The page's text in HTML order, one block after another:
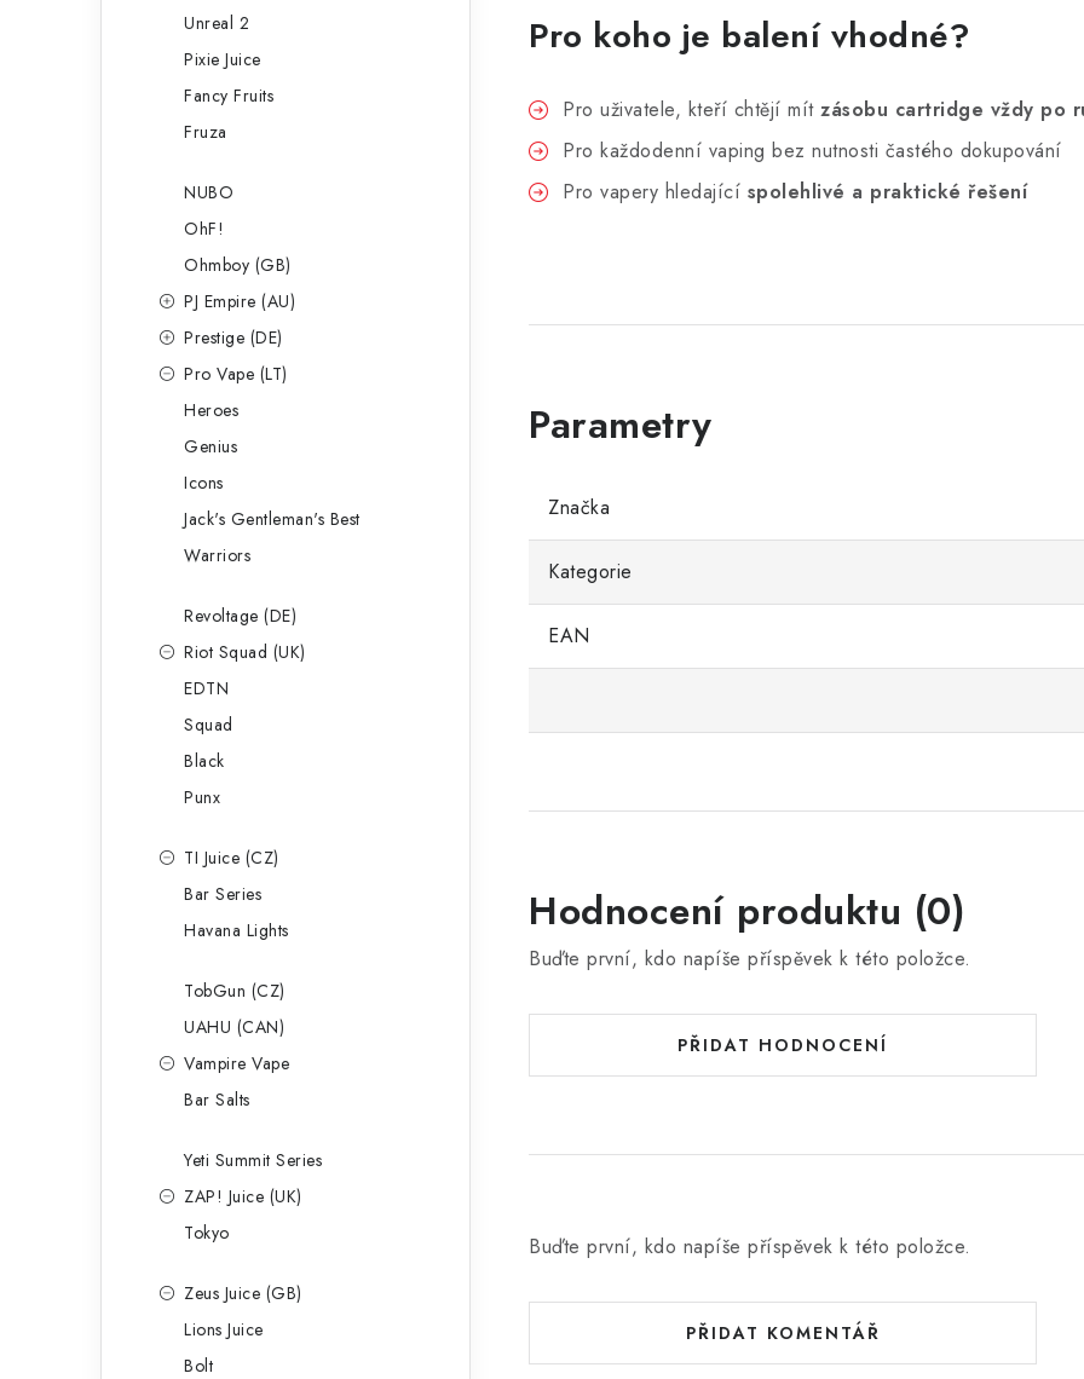
Unreal 2
Pixie Juice
Fancy Fruits
Fruza
NUBO
OhF!
Ohmboy (GB)
PJ Empire (AU)
Prestige (DE)
Pro Vape (LT)
Heroes
Genius
Icons
Jack's Gentleman's Best
Warriors
Revoltage (DE)
Riot Squad (UK)
EDTN
Squad
Black
Punx
TI Juice (CZ)
Bar Series
Havana Lights
TobGun (CZ)
UAHU (CAN)
Vampire Vape
Bar Salts
Yeti Summit Series
ZAP! Juice (UK)
Tokyo
Zeus Juice (GB)
Lions Juice
Bolt
Pro koho je balení vhodné?
Pro uživatele, kteří chtějí mít zásobu cartridge vždy po
Pro každodenní vaping bez nutnosti častého dokupování
Pro vapery hledající spolehlivé a praktické řešení
Značka
Kategorie
EAN
Hodnocení produktu (0)
Buďte první, kdo napíše příspěvek k této položce.
PŘIDAT HODNOCENÍ
Buďte první, kdo napíše příspěvek k této položce.
PŘIDAT KOMENTÁŘ